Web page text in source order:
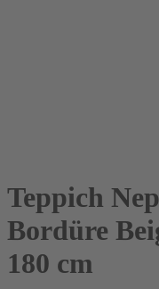
Teppich
Bordüre
180 cm